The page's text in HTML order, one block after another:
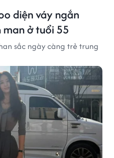
diện váy ngắn
man ở tuổi 55
sắc ngày càng trẻ trung